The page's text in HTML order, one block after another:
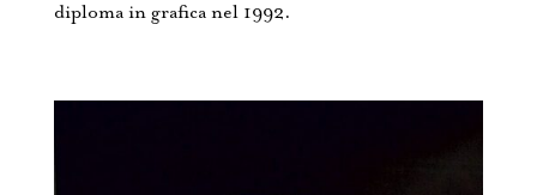
diploma in grafica nel 1992.